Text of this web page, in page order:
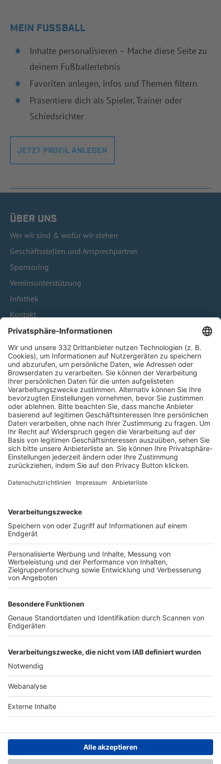
MEIN FUSSBALL
Inhalte personalisieren – Mache diese Seite zu
deinem Fußballerlebnis
Favoriten anlegen, Infos und Themen filtern
Präsentiere dich als Spieler, Trainer oder
Schiedsrichter
JETZT PROFIL ANLEGEN
ÜBER UNS
Wer wir sind & wofür wir stehen
Geschäftsstellen und Ansprechpartner
Sponsoring
Vereinsunterstützung
Infothek
Kontakt
HÄUFIG BESUCHTE SEITEN
Pässe und Vereinswechsel
Trainerausbildung
Schulungsangebot Vereinsmitarbeiter
BFV-Geschäftsstellen
Trainerbörse
Login SpielPlus
FOLGE DEM BFV
TOP-VEREINE
TOP-PARTNER
Nutzungsbedingungen Datenschutz Impressum